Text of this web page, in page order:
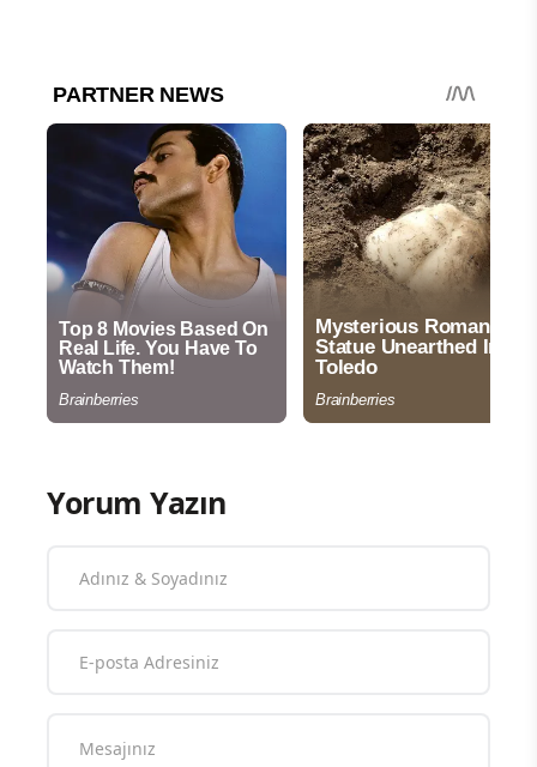
Yorum Yazın